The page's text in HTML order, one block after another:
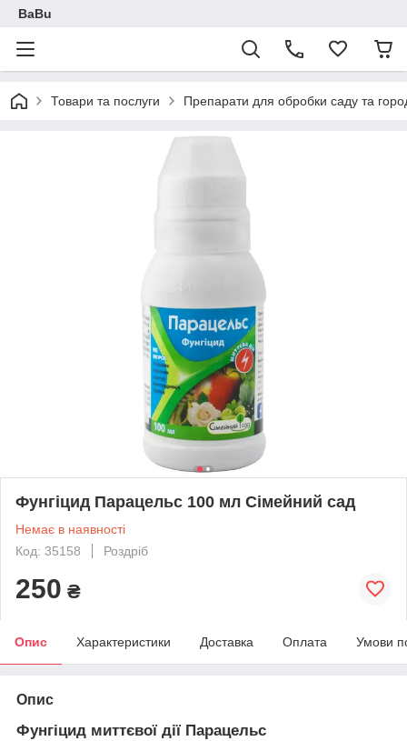
BaBu
Товари та послуги Препарати для обробки саду та
Фунгіцид Парацельс 100 мл Сімейний сад
Немає в наявності
Код: 35158
Роздріб
250 ₴
Опис Характеристики Доставка Оплата Умови
Опис
Фунгіцид миттєвої дії Парацельс